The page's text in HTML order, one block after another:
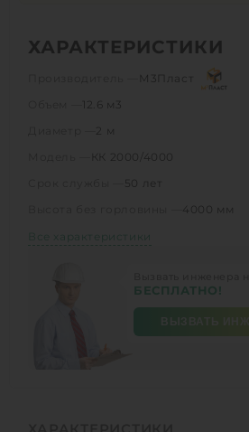
ХАРАКТЕРИСТИКИ
М3Пласт
12.6 м3
2 м
КК 2000/4000
50 лет
4000 мм
Все характеристики
БЕСПЛАТНО!